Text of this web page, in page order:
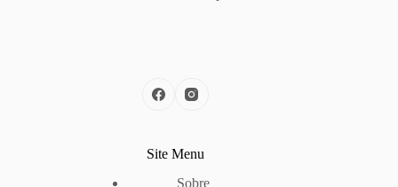
Site Menu
Sobre